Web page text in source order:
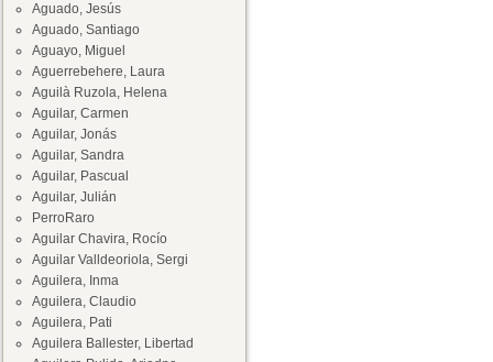
Aguado, Jesús
Aguado, Santiago
Aguayo, Miguel
Aguerrebehere, Laura
Aguilà Ruzola, Helena
Aguilar, Carmen
Aguilar, Jonás
Aguilar, Sandra
Aguilar, Pascual
Aguilar, Julián
PerroRaro
Aguilar Chavira, Rocío
Aguilar Valldeoriola, Sergi
Aguilera, Inma
Aguilera, Claudio
Aguilera, Pati
Aguilera Ballester, Libertad